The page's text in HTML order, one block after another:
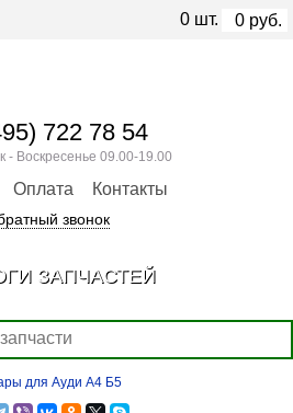
для Ауди А4 Б5
722 78 54
- Воскресенье 09.00-19.00
Оплата Контакты
звонок
0 шт. 0 руб.
ЗАПЧАСТЕЙ